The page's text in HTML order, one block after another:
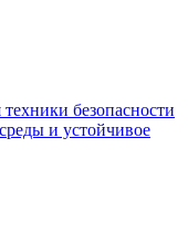
безопасности
и устойчивое